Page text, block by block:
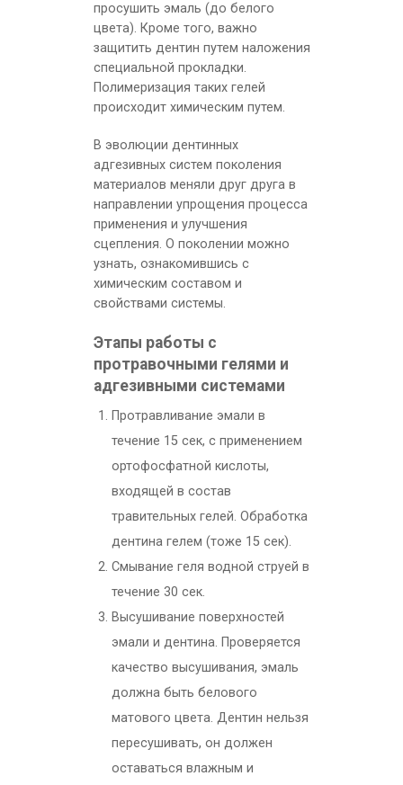
просушить эмаль (до белого
цвета). Кроме того, важно
защитить дентин путем наложения
специальной прокладки.
Полимеризация таких гелей
происходит химическим путем.
В эволюции дентинных
адгезивных систем поколения
материалов меняли друг друга в
направлении упрощения процесса
применения и улучшения
сцепления. О поколении можно
узнать, ознакомившись с
химическим составом и
свойствами системы.
Этапы работы с
протравочными гелями и
адгезивными системами
Протравливание эмали в
течение 15 сек, с применением
ортофосфатной кислоты,
входящей в состав
травительных гелей. Обработка
дентина гелем (тоже 15 сек).
Смывание геля водной струей в
течение 30 сек.
Высушивание поверхностей
эмали и дентина. Проверяется
качество высушивания, эмаль
должна быть белового
матового цвета. Дентин нельзя
пересушивать, он должен
оставаться влажным и